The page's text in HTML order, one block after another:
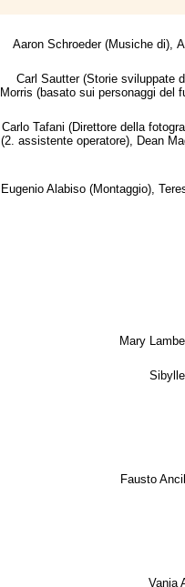
Aaron Schroeder(Musiche di),
Carl Sautter(Storie sviluppate
Morris (basato sui personaggi del
Carlo Tafani (Direttore della
(2. assistente operatore), Dean
Eugenio Alabiso (Montaggio),
Mary
Fausto
Vanja